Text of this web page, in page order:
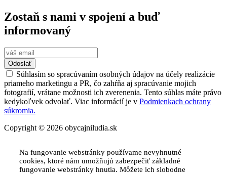
Zostaň s nami v spojení a buď
informovaný
Odoslať
Súhlasím so spracúvaním osobných údajov na účely realizácie
priameho marketingu a PR, čo zahŕňa aj spracúvanie mojich
fotografií, vrátane možnosti ich zverenenia. Tento súhlas máte právo
kedykoľvek odvolať. Viac informácií je v Podmienkach ochrany
súkromia.
Copyright © 2026 obycajniludia.sk
Na fungovanie webstránky používame nevyhnutné
cookies, ktoré nám umožňujú zabezpečiť základné
fungovanie webstránky hnutia. Môžete ich slobodne